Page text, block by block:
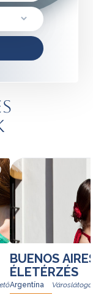
BUENOS
ÉLETÉRZÉS
Argentína